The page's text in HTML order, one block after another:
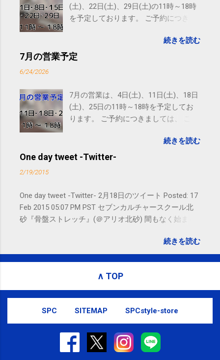
(土)、22日(土)、29日(土)の11時～18時
を予定しております。 ご予約につきま
す。 電話に出られないことがあります
ので、ご予約、お問い合わせは
続きを読む
7月の営業予定
6/24/2026
7月の営業は、4日(土)、11日(土)、18日
(土)、25日の11時～18時を予定してお
ります。 ご予約につきましては、 こち
れないことがありますので、ご予約、
お問い合わせはSMS（ショートメッセ
続きを読む
One day tweet -Twitter-
2/19/2015
One day tweet -Twitter- 2月18日のツイート Posted: 17
Feb 2015 05:07 PM PST セブンカルチャースクール北
砂『骨盤ストレッチ』(＠アリオ北砂) 間もなく始まり
subscribed to email updates from サクマフィジカルコ
ンディショニング(@SPCstyle) - Twilog To stop
Email delivery powered by Google Google Inc., 1600
Amphitheatre Parkway, Mountain View, CA 94043,
続きを読む
∧ TOP
SPC SITEMAP SPCstyle-store